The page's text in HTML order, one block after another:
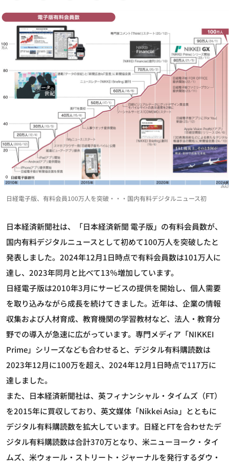
日経電子版、有料会員100万人を突破・・・国内有料デジタルニュース初
日本経済新聞社は、「日本経済新聞 電子版」の有料会員数が、
国内有料デジタルニュースとして初めて100万人を突破したと
発表しました。2024年12月1日時点で有料会員数は101万人に
達し、2023年同月と比べて13％増加しています。
日経電子版は2010年3月にサービスの提供を開始し、個人需要
を取り込みながら成長を続けてきました。近年は、企業の情報
収集および人材育成、教育機関の学習教材など、法人・教育分
野での導入が急速に広がっています。専門メディア「NIKKEI
Prime」シリーズなども合わせると、デジタル有料購読数は
2023年12月に100万を超え、2024年12月1日時点で117万に
達しました。
また、日本経済新聞社は、英フィナンシャル・タイムズ（FT）
を2015年に買収しており、英文媒体「Nikkei Asia」とともに
デジタル有料購読数を拡大しています。日経とFTを合わせたデ
ジタル有料購読数は合計370万となり、米ニューヨーク・タイ
ムズ、米ウォール・ストリート・ジャーナルを発行するダウ・